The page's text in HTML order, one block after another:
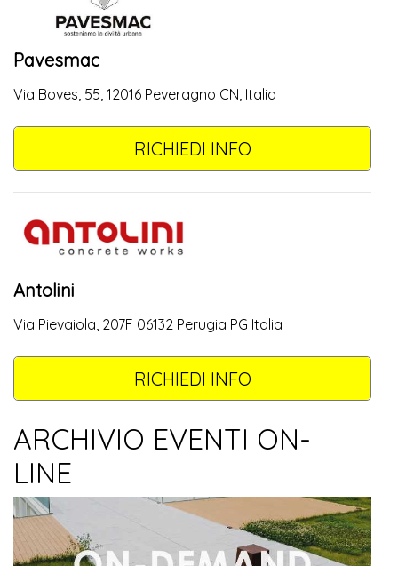
Pavesmac
Via Boves, 55, 12016 Peveragno CN, Italia
RICHIEDI INFO
Antolini
Via Pievaiola, 207F 06132 Perugia PG Italia
RICHIEDI INFO
ARCHIVIO EVENTI ON-
LINE